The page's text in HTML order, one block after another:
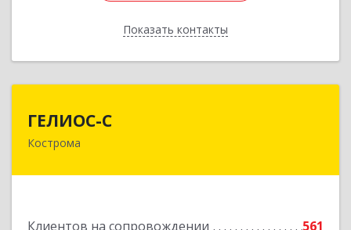
Показать контакты
Назад
ГЕЛИОС-С
Кострома
Клиентов на сопровождении
561
156026, Костромская обл, г.о. город Кострома,